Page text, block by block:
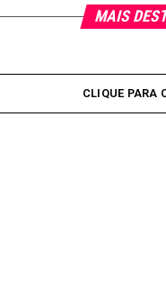
MAIS
CLIQUE PARA